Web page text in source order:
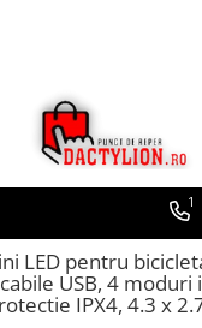
1
LED pentru
USB, 4 moduri
IPX4, 4.3 x